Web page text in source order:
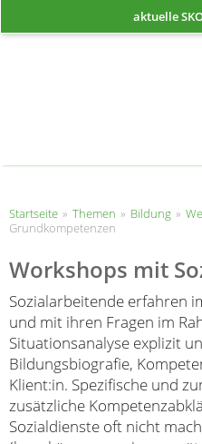
aktuelle
Startseite » Themen » Bildung »
Grundkompetenzen
Workshops mit
Sozialarbeitende erfahren
und mit ihren Fragen im
Situationsanalyse explizit
Bildungsbiografie,
Klient:in. Spezifische und
zusätzliche
Sozialdienste oft nicht